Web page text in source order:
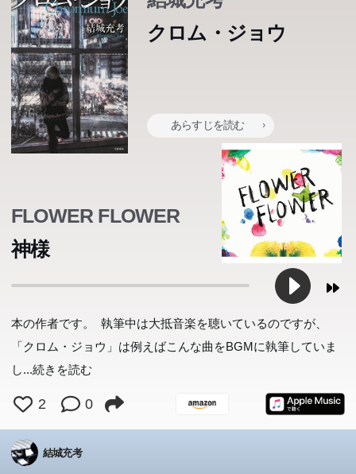
クロム・ジョウ
あらすじを読む
FLOWER FLOWER
神様
本の作者です。 執筆中は大抵音楽を聴いているのですが、
「クロム・ジョウ」は例えばこんな曲をBGMに執筆していま
し...続きを読む
2 0
結城充考